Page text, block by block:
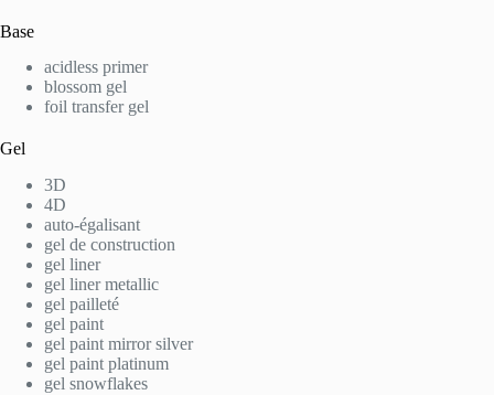
Base
acidless primer
blossom gel
foil transfer gel
Gel
3D
4D
auto-égalisant
gel de construction
gel liner
gel liner metallic
gel pailleté
gel paint
gel paint mirror silver
gel paint platinum
gel snowflakes